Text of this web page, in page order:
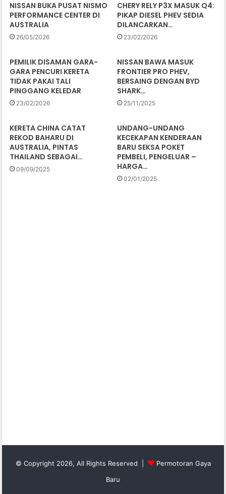
NISSAN BUKA PUSAT NISMO
PERFORMANCE CENTER DI
AUSTRALIA
26/05/2026
CHERY RELY P3X MASUK Q4:
PIKAP DIESEL PHEV SEDIA
DILANCARKAN…
23/02/2026
PEMILIK DISAMAN GARA-
GARA PENCURI KERETA
TIDAK PAKAI TALI
PINGGANG KELEDAR
23/02/2026
NISSAN BAWA MASUK
FRONTIER PRO PHEV,
BERSAING DENGAN BYD
SHARK…
25/11/2025
KERETA CHINA CATAT
REKOD BAHARU DI
AUSTRALIA, PINTAS
THAILAND SEBAGAI…
09/09/2025
UNDANG-UNDANG
KECEKAPAN KENDERAAN
BARU SEKSA POKET
PEMBELI, PENGELUAR –
HARGA…
02/01/2025
© Copyright 2026, All Rights Reserved |
Permotoran Gaya
Baru